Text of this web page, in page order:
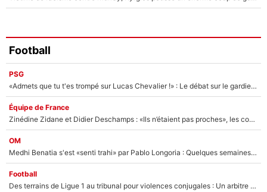
Football
PSG
«Admets que tu t'es trompé sur Lucas Chevalier !» : Le débat sur le gardien du PSG vire au clash à l'After Foot
Équipe de France
Zinédine Zidane et Didier Deschamps : «Ils n’étaient pas proches», les confidences d’un membre de l’équipe de France 1998 sur leur relation spéciale
OM
Medhi Benatia s'est «senti trahi» par Pablo Longoria : Quelques semaines après son départ, l'ancien directeur de football de l'OM règle ses comptes
Football
Des terrains de Ligue 1 au tribunal pour violences conjugales : Un arbitre français encourt une peine de 18 mois de prison !